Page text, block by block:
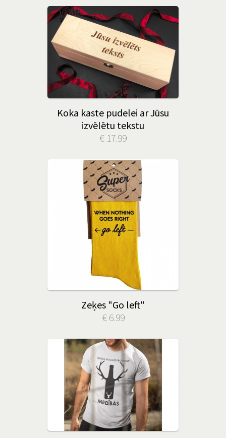
Koka kaste pudelei ar Jūsu
izvēlētu tekstu
€ 17.99
Zeķes "Go left"
€ 6.99